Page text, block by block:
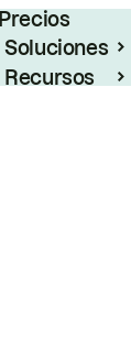
Precios
Soluciones
Recursos